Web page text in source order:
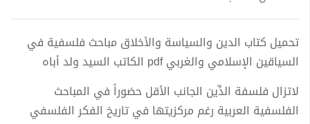
تحميل كتاب الدين والسياسة والأخلاق مباحث فلسفية في
السياقين الإسلامي والغربي pdf الكاتب السيد ولد أباه
لاتزال فلسفة الدِّين الجانب الأقل حضوراً في المباحث
الفلسفية العربية رغم مركزيتها في تاريخ الفكر الفلسفي